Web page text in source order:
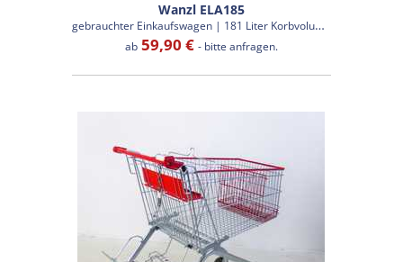
Wanzl ELA185
g
ebrauchter Einkaufswagen | 181 Liter Korbvolumen
ab59,90 € - bitte anfragen.